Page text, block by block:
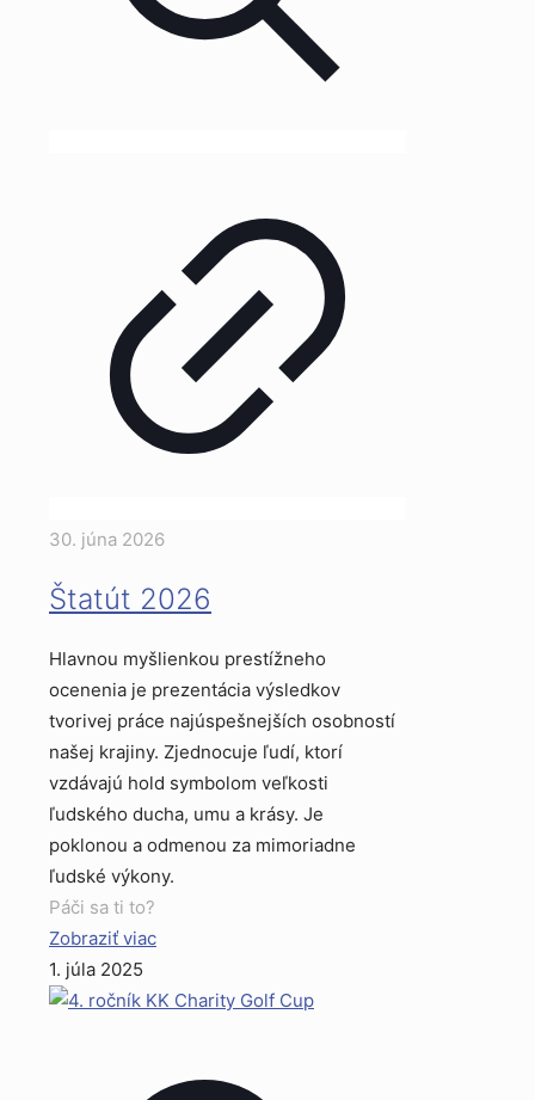
30. júna 2026
Štatút 2026
Hlavnou myšlienkou prestížneho
ocenenia je prezentácia výsledkov
tvorivej práce najúspešnejších osobností
našej krajiny. Zjednocuje ľudí, ktorí
vzdávajú hold symbolom veľkosti
ľudského ducha, umu a krásy. Je
poklonou a odmenou za mimoriadne
ľudské výkony.
Páči sa ti to?
Zobraziť viac
1. júla 2025